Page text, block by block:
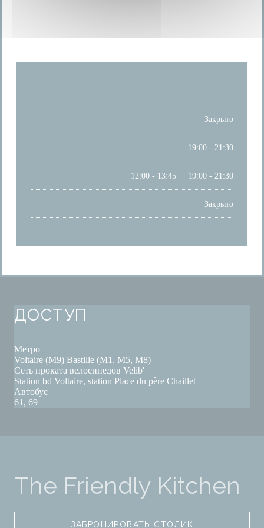
ЧАСЫ РАБОТЫ
Закрыто
19:00 - 21:30
12:00 - 13:45 19:00 - 21:30
Закрыто
ДОСТУП
Метро
Voltaire (M9) Bastille (M1, M5, M8)
Сеть проката велосипедов Velib'
Station bd Voltaire, station Place du père Chaillet
Автобус
61, 69
The Friendly Kitchen
ЗАБРОНИРОВАТЬ СТОЛИК